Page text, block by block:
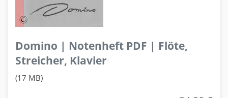
Domino | Notenheft PDF | Flöte,
Streicher, Klavier
(17 MB)